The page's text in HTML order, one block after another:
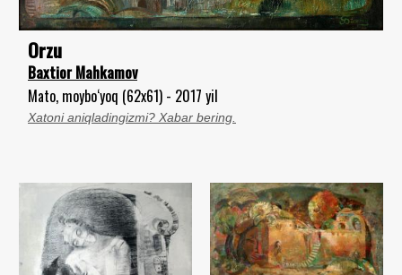
Orzu
Baxtior Mahkamov
Mato, moybo‘yoq (62x61) - 2017 yil
Xatoni aniqladingizmi? Xabar bering.